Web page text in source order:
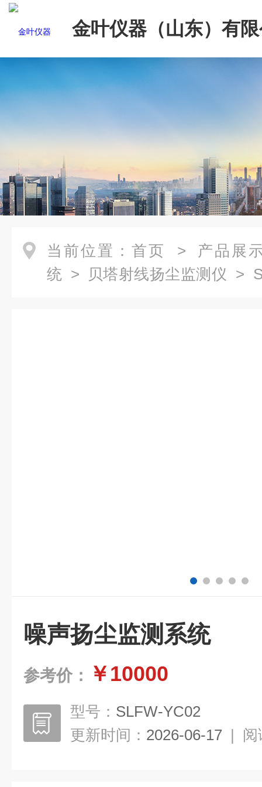
金叶仪器（山东）有
当前位置： 首页 > 产品展
统 > 贝塔射线扬尘监测仪 >
噪声扬尘监测系统
参考价： ￥10000
型号： SLFW-YC02
更新时间： 2026-06-17 | 阅